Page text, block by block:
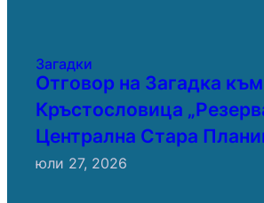
Загадки
Отговор на Загадка към
Кръстословица
Централна Стара
юли 27, 2026